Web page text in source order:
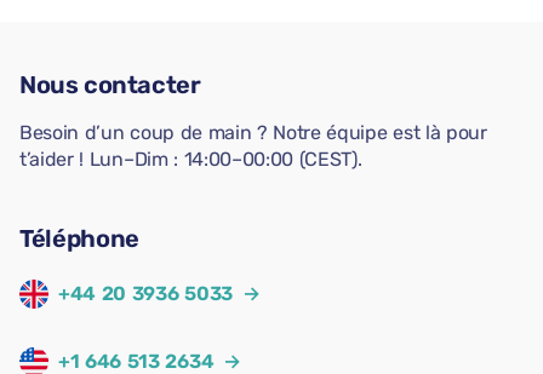
Nous contacter
Besoin d’un coup de main ? Notre équipe est là pour
t’aider ! Lun–Dim : 14:00–00:00 (CEST).
Téléphone
+44 20 3936 5033 →
+1 646 513 2634 →